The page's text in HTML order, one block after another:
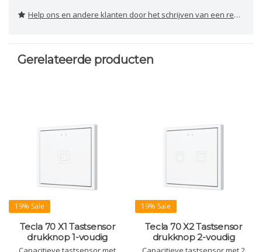
Help ons en andere klanten door het schrijven van een review
Gerelateerde producten
19% Sale
Tecla 70 X1 Tastsensor
drukknop 1-voudig
19% Sale
Tecla 70 X2 Tastsensor
drukknop 2-voudig